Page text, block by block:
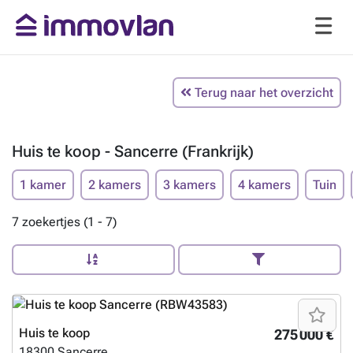
Terug naar het overzicht
Huis te koop - Sancerre (Frankrijk)
1 kamer 2 kamers 3 kamers 4 kamers Tuin
7 zoekertjes (1 - 7)
275 000 €
Huis te koop